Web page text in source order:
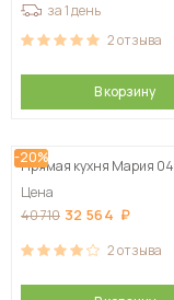
за 1 день
2отзыва
В корзину
-20%
Прямая кухня Мария 04
Цена
40 710 32 564
2отзыва